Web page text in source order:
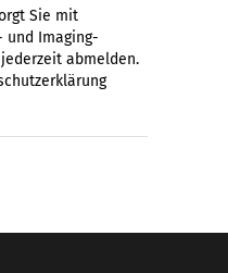
Sie mit
und Imaging-
abmelden.